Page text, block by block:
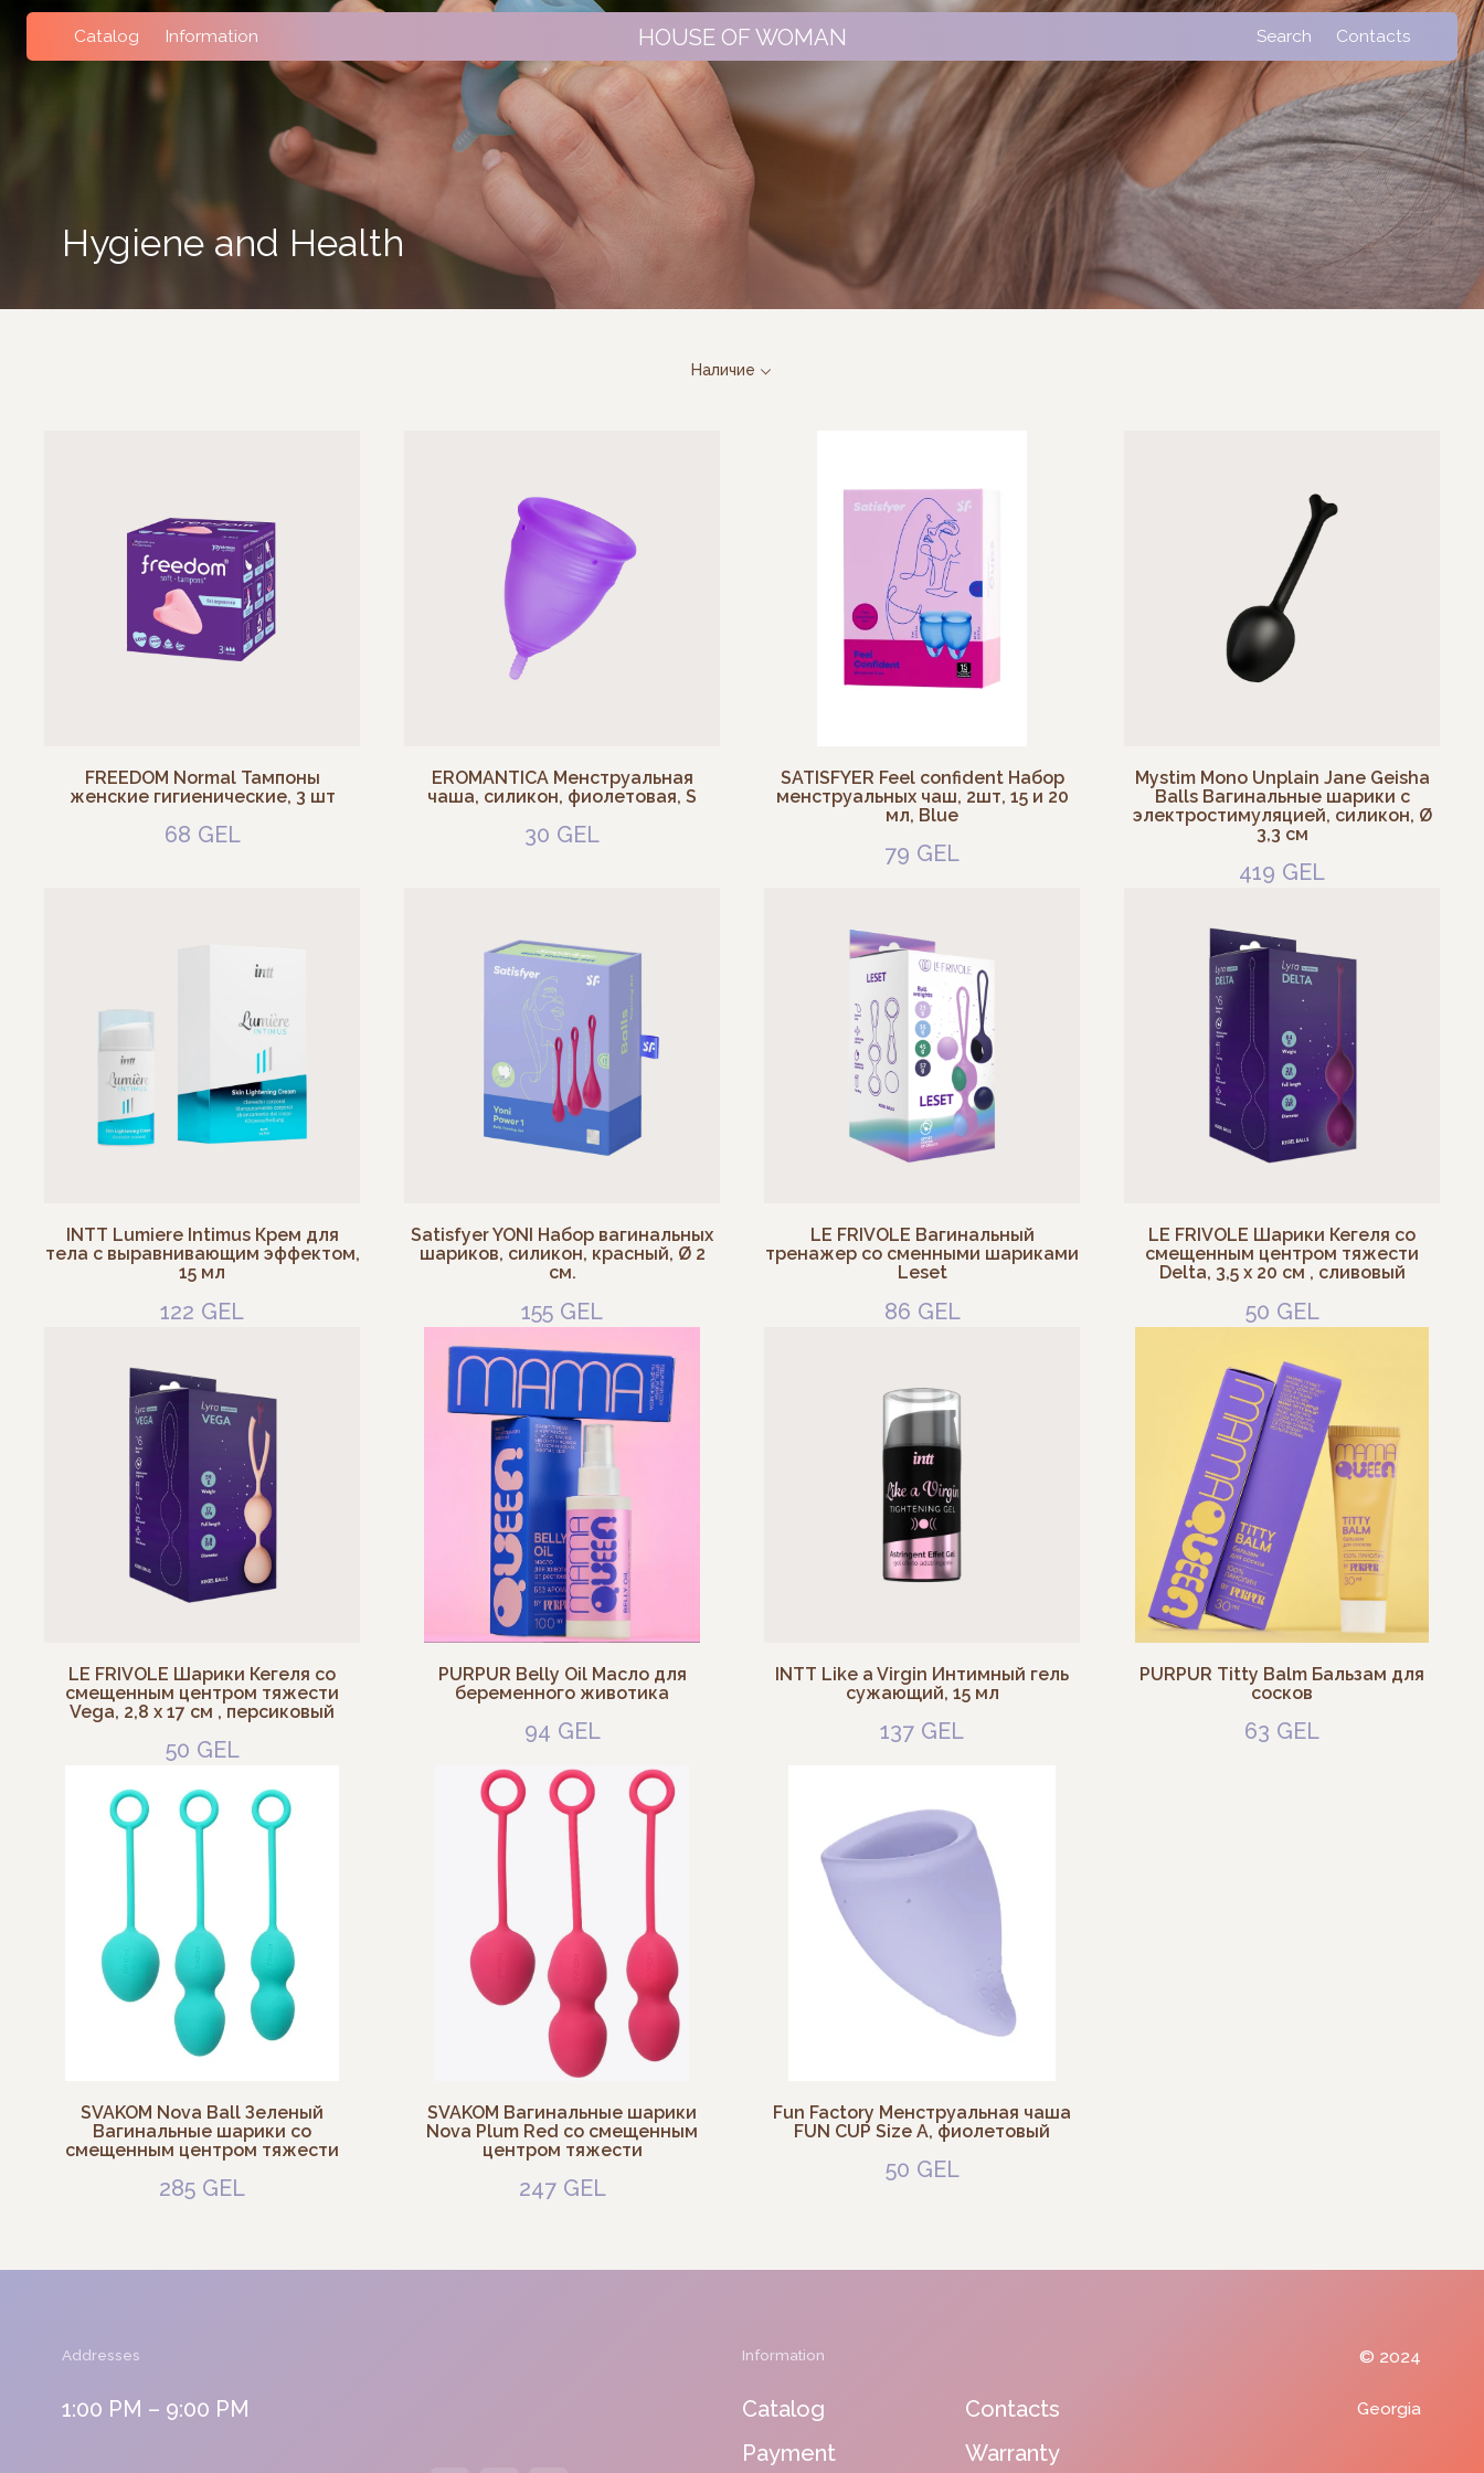
HOUSE OF WOMAN Contacts
Catalog Information
Hygiene and Health
Наличие
FREEDOM Normal Тампоны
женские гигиенические, 3 шт
68 GEL
EROMANTICA Менструальная
чаша, силикон, фиолетовая, S
30 GEL
SATISFYER Feel confident Набор
менструальных чаш, 2шт, 15 и 20
мл, Blue
79 GEL
Mystim Mono Unplain Jane Geisha
Balls Вагинальные шарики с
электростимуляцией, силикон, Ø
3,3 см
419 GEL
INTT Lumiere Intimus Крем для
тела с выравнивающим эффектом,
15 мл
122 GEL
Satisfyer YONI Набор вагинальных
шариков, силикон, красный, Ø 2
см.
155 GEL
LE FRIVOLE Вагинальный
тренажер со сменными шариками
Leset
86 GEL
LE FRIVOLE Шарики Кегеля со
смещенным центром тяжести
Delta, 3,5 x 20 см , сливовый
50 GEL
LE FRIVOLE Шарики Кегеля со
смещенным центром тяжести
Vega, 2,8 x 17 см , персиковый
50 GEL
PURPUR Belly Oil Масло для
беременного животика
94 GEL
INTT Like a Virgin Интимный гель
сужающий, 15 мл
137 GEL
PURPUR Titty Balm Бальзам для
сосков
63 GEL
SVAKOM Nova Ball Зеленый
Вагинальные шарики со
смещенным центром тяжести
285 GEL
SVAKOM Вагинальные шарики
Nova Plum Red со смещенным
центром тяжести
247 GEL
Fun Factory Менструальная чаша
FUN CUP Size A, фиолетовый
50 GEL
Addresses
1:00 PM – 9:00 PM
Batumi, Komakhidze St, 33